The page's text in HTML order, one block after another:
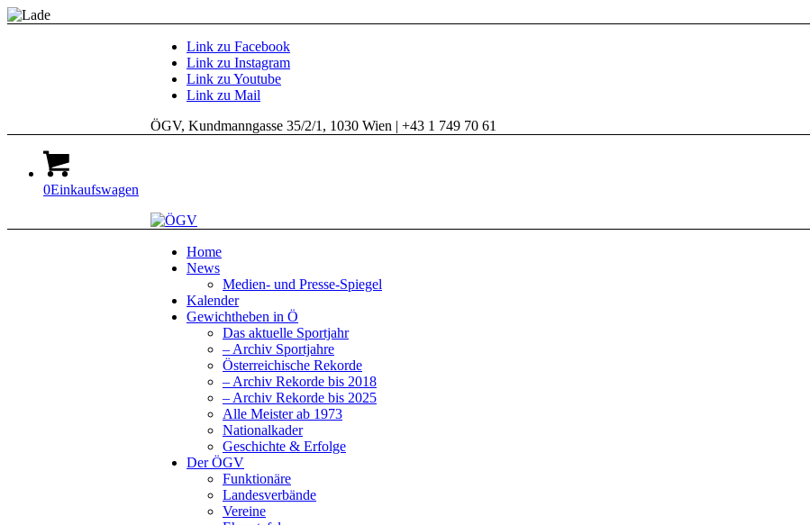
Link zu Facebook
Link zu Instagram
Link zu Youtube
Link zu Mail
ÖGV, Kundmanngasse 35/2/1, 1030 Wien | +43 1 749 70 61
0Einkaufswagen
Home
News
Medien- und Presse-Spiegel
Kalender
Gewichtheben in Ö
Das aktuelle Sportjahr
– Archiv Sportjahre
Österreichische Rekorde
– Archiv Rekorde bis 2018
– Archiv Rekorde bis 2025
Alle Meister ab 1973
Nationalkader
Geschichte & Erfolge
Der ÖGV
Funktionäre
Landesverbände
Vereine